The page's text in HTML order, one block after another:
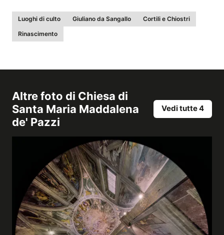
Luoghi di culto Giuliano da Sangallo
Cortili e Chiostri
Rinascimento
Altre foto di Chiesa di
Santa Maria Maddalena
de' Pazzi
Vedi tutte 4